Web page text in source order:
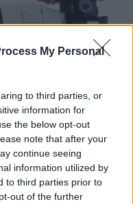
My Personal
to third parties, or
information for
the below opt-out
note that after your
continue seeing
information utilized by
to third parties prior to
out of the further
&